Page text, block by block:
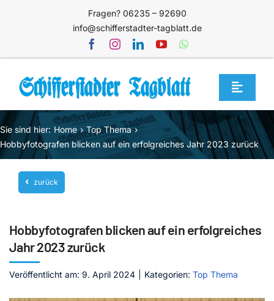
Fragen? 06235 – 92690
info@schifferstadter-tagblatt.de
Toggle
Home
Themen
Blog
Unternehmen
Mediathek
Jetzt abonnieren
Sie sind hier: Home
Top Thema
Hobbyfotografen blicken auf ein erfolgreiches Jahr 2023 zurück
zurück
Hobbyfotografen blicken auf ein erfolgreiches
Jahr 2023 zurück
Veröffentlicht am: 9. April 2024 Kategorien: Top Thema